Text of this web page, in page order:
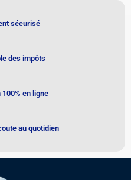
sécurisé
des impôts
en ligne
au quotidien